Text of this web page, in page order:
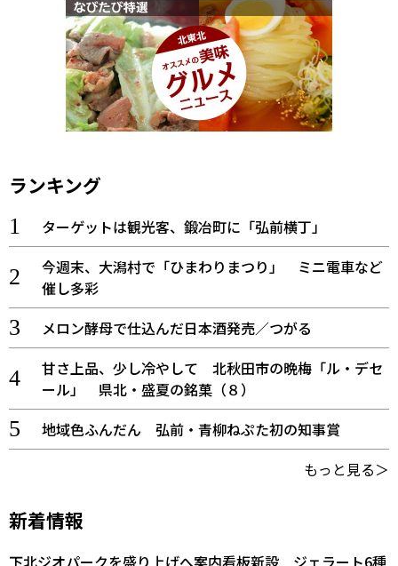
ランキング
ターゲットは観光客、鍛冶町に「弘前横丁」
今週末、大潟村で「ひまわりまつり」 ミニ電車など
催し多彩
メロン酵母で仕込んだ日本酒発売／つがる
甘さ上品、少し冷やして 北秋田市の晩梅「ル・デセ
ール」 県北・盛夏の銘菓（８）
地域色ふんだん 弘前・青柳ねぷた初の知事賞
もっと見る＞
新着情報
下北ジオパークを盛り上げへ案内看板新設 ジェラート6種